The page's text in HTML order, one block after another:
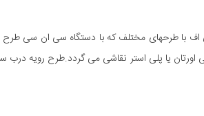
با طرحهای مختلف که با دستگاه سی ان سی طرح
یا پلی استر نقاشی می گردد.طرح رویه